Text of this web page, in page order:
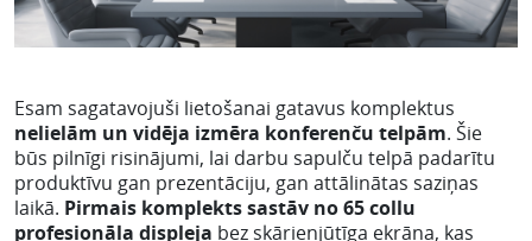
Esam sagatavojuši lietošanai gatavus komplektus
nelielām un vidēja izmēra konferenču telpām. Šie
būs pilnīgi risinājumi, lai darbu sapulču telpā padarītu
produktīvu gan prezentāciju, gan attālinātas saziņas
laikā. Pirmais komplekts sastāv no 65 collu
profesionāla displeja bez skārienjūtīga ekrāna, kas